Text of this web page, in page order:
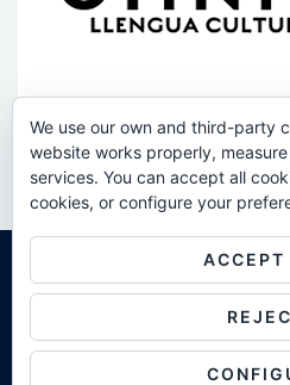
All Rights
Proudly powered by WordPress
We use our own and third-party
website works properly,
services. You can accept all
cookies, or configure your
ACCEPT